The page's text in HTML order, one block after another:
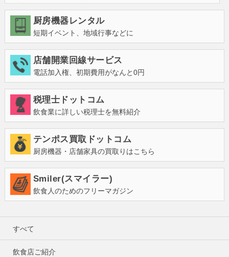
厨房機器レンタル
短期イベント、地域行事などに
店舗開業回線サービス
電話加入権、初期費用がなんと0円
税理士ドットコム
飲食業に詳しい税理士を無料紹介
テンポス買取ドットコム
厨房機器・店舗家具の買取りはこちら
Smiler(スマイラー)
飲食人のためのフリーマガジン
すべて
飲食店ご紹介